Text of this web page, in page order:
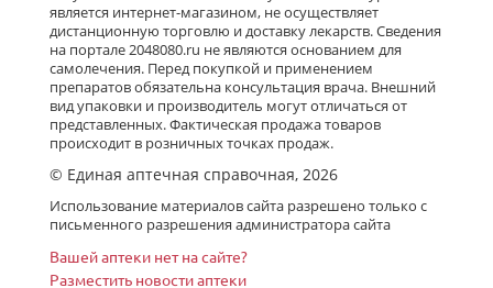
является интернет-магазином, не осуществляет
дистанционную торговлю и доставку лекарств. Сведения
на портале 2048080.ru не являются основанием для
самолечения. Перед покупкой и применением
препаратов обязательна консультация врача. Внешний
вид упаковки и производитель могут отличаться от
представленных. Фактическая продажа товаров
происходит в розничных точках продаж.
© Единая аптечная справочная, 2026
Использование материалов сайта разрешено только с
письменного разрешения администратора сайта
Вашей аптеки нет на сайте?
Разместить новости аптеки